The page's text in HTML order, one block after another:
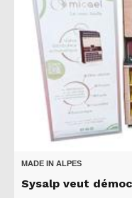
MADE IN ALPES
Sysalp veut